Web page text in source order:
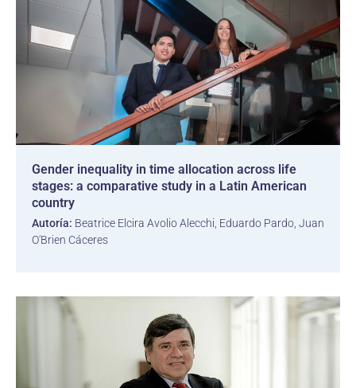
Gender inequality in time allocation across life
stages: a comparative study in a Latin American
country
Autoría: Beatrice Elcira Avolio Alecchi, Eduardo Pardo, Juan
O'Brien Cáceres